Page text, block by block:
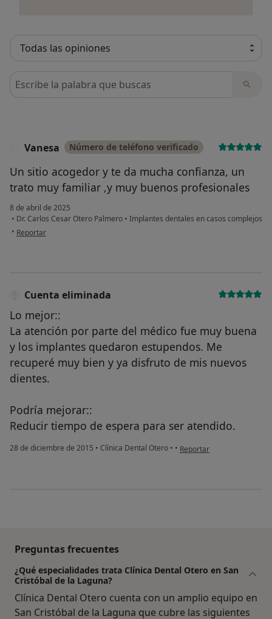
Busca en opiniones
Vanesa Número de teléfono verificado
Un sitio acogedor y te da mucha confianza, un
trato muy familiar ,y muy buenos profesionales
8 de abril de 2025
• Dr. Carlos Cesar Otero Palmero • Implantes dentales en casos complejos
• en opinión del usuario Vanesa
Reportar
Cuenta eliminada
Lo mejor::
La atención por parte del médico fue muy buena
y los implantes quedaron estupendos. Me
recuperé muy bien y ya disfruto de mis nuevos
dientes.
Podría mejorar::
Reducir tiempo de espera para ser atendido.
28 de diciembre de 2015 • Clínica Dental Otero • • en opinión del usuario
Reportar
Preguntas frecuentes
¿Qué especialidades trata Clínica Dental Otero en San
Cristóbal de la Laguna?
Clínica Dental Otero cuenta con un amplio equipo en
San Cristóbal de la Laguna que cubre las siguientes